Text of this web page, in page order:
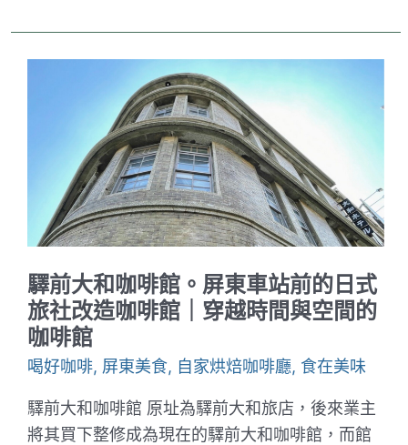
角
Café。
線
與
無
草
原
美
景
咖
啡
店
驛前大和咖啡館。屏東車站前的日式
旅社改造咖啡館｜穿越時間與空間的
咖啡館
喝好咖啡, 屏東美食, 自家烘焙咖啡廳, 食在美味
驛前大和咖啡館 原址為驛前大和旅店，後來業主
將其買下整修成為現在的驛前大和咖啡館，而館